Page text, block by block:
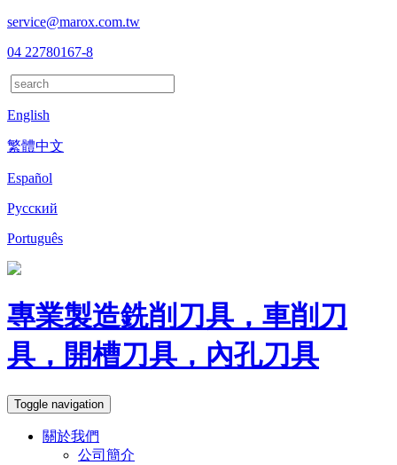
service@marox.com.tw
04 22780167-8
English
繁體中文
Español
Русский
Português
專業製造銑削刀具，車削刀
具，開槽刀具，內孔刀具
Toggle navigation
關於我們
公司簡介